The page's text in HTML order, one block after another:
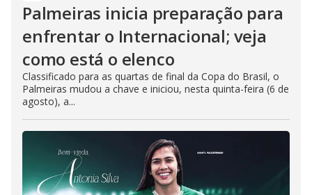
Palmeiras inicia preparação para
enfrentar o Internacional; veja
como está o elenco
Classificado para as quartas de final da Copa do Brasil, o
Palmeiras mudou a chave e iniciou, nesta quinta-feira (6 de
agosto), a...